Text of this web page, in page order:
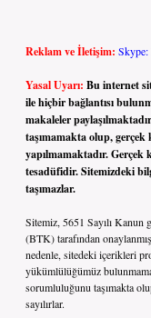
Reklam ve İletişim:
Yasal Uyarı: Bu internet
ile hiçbir bağlantısı
makaleler
taşımamakta olup,
yapılmamaktadır.
tesadüfidir. Sitemizdeki
taşımazlar.
Sitemiz, 5651 Sayılı
(BTK) tarafından
nedenle, sitedeki içerikleri
yükümlülüğümüz
sorumluluğunu taşımakta
sayılırlar.